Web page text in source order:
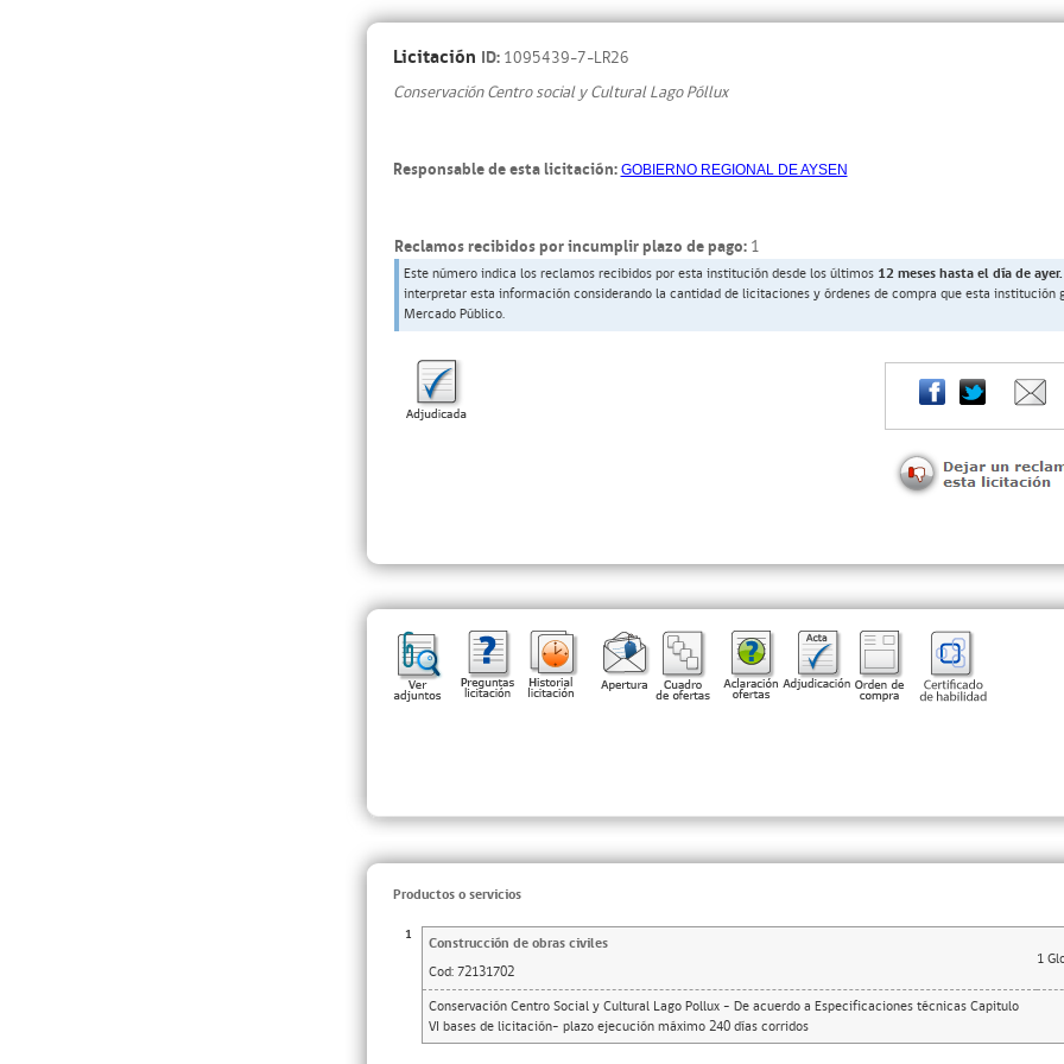
Licitación ID: 1095439-7-LR26
Conservación Centro social y Cultural Lago Póllux
Responsable de esta licitación:GOBIERNO REGIONAL DE AYSEN
Reclamos recibidos por incumplir plazo de pago: 1
Este número indica los reclamos recibidos por esta institución desde los últimos 12 meses hasta el día de ayer.
interpretar esta información considerando la cantidad de licitaciones y órdenes de compra que esta institución
Mercado Público.
Productos o servicios
1 Construcción de obras civiles
1
Cod: 72131702
Conservación Centro Social y Cultural Lago Pollux - De acuerdo a Especificaciones técnicas Capitulo
VI bases de licitación- plazo ejecución máximo 240 días corridos